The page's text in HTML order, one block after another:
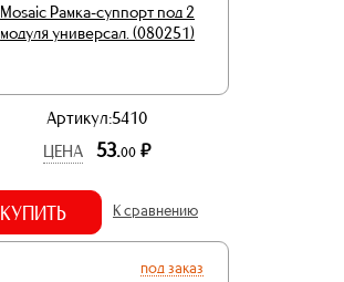
Mosaic Рамка-суппорт под 2
модуля универсал. (080251)
Артикул:5410
ЦЕНА
53.00 р.
КУПИТЬ К сравнению
под заказ